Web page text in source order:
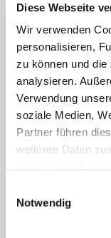
Diese Webseite
Wir verwenden
personalisieren,
zu können und
analysieren.
Verwendung
soziale Medien,
Partner führen
weiteren Daten
Notwendig
anvertrauten
Jugendlichen.
FACHBEREICHE
Klinik für
invasive
Klinik für